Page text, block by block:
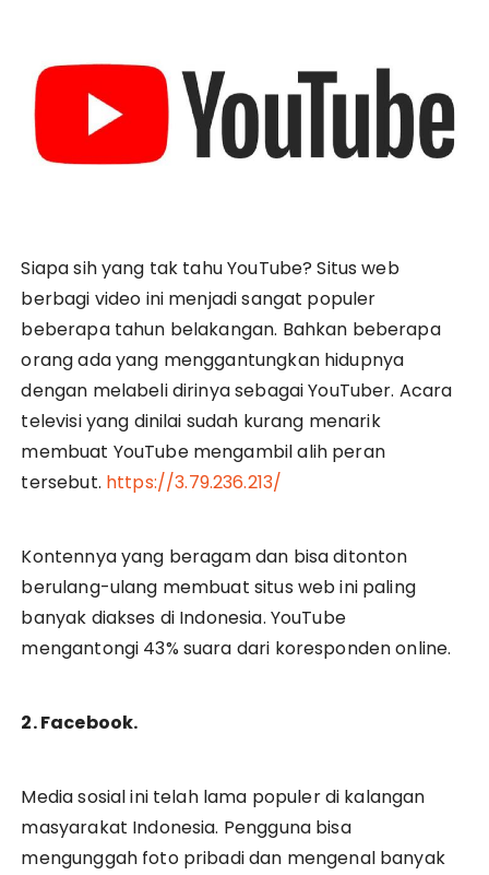
Siapa sih yang tak tahu YouTube? Situs web
berbagi video ini menjadi sangat populer
beberapa tahun belakangan. Bahkan beberapa
orang ada yang menggantungkan hidupnya
dengan melabeli dirinya sebagai YouTuber. Acara
televisi yang dinilai sudah kurang menarik
membuat YouTube mengambil alih peran
tersebut. https://3.79.236.213/
Kontennya yang beragam dan bisa ditonton
berulang-ulang membuat situs web ini paling
banyak diakses di Indonesia. YouTube
mengantongi 43% suara dari koresponden online.
2. Facebook.
Media sosial ini telah lama populer di kalangan
masyarakat Indonesia. Pengguna bisa
mengunggah foto pribadi dan mengenal banyak